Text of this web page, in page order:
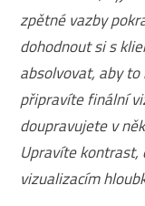
zpětné vazby
dohodnout si s
absolvovat, aby
připravíte finální
doupravujete v
Upravíte kontrast,
vizualizacím